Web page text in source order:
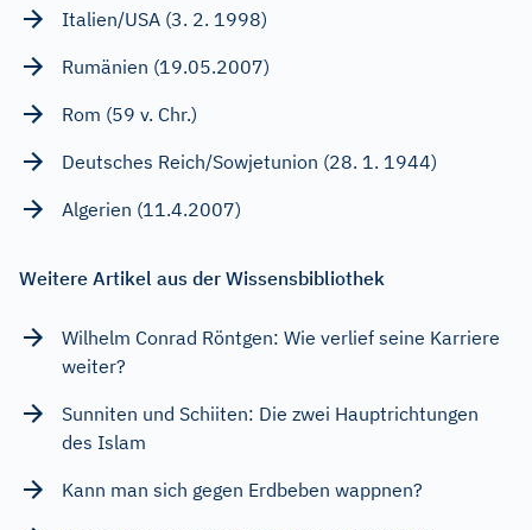
Italien/USA (3. 2. 1998)
Rumänien (19.05.2007)
Rom (59 v. Chr.)
Deutsches Reich/Sowjetunion (28. 1. 1944)
Algerien (11.4.2007)
Weitere Artikel aus der Wissensbibliothek
Wilhelm Conrad Röntgen: Wie verlief seine Karriere
weiter?
Sunniten und Schiiten: Die zwei Hauptrichtungen
des Islam
Kann man sich gegen Erdbeben wappnen?